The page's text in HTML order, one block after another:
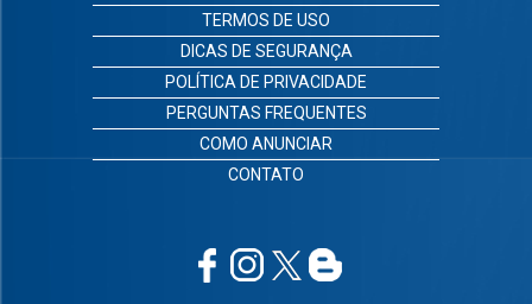
TERMOS DE USO
DICAS DE SEGURANÇA
POLÍTICA DE PRIVACIDADE
PERGUNTAS FREQUENTES
COMO ANUNCIAR
CONTATO